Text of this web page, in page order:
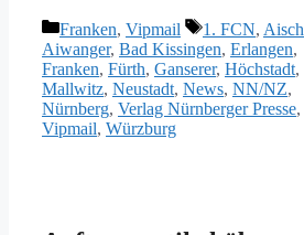
Kategorien
Franken, Vipmail Schlagwörter
1. FCN, Aisch
Aiwanger, Bad Kissingen, Erlangen,
Franken, Fürth, Ganserer, Höchstadt,
Mallwitz, Neustadt, News, NN/NZ,
Nürnberg, Verlag Nürnberger Presse,
Vipmail, Würzburg